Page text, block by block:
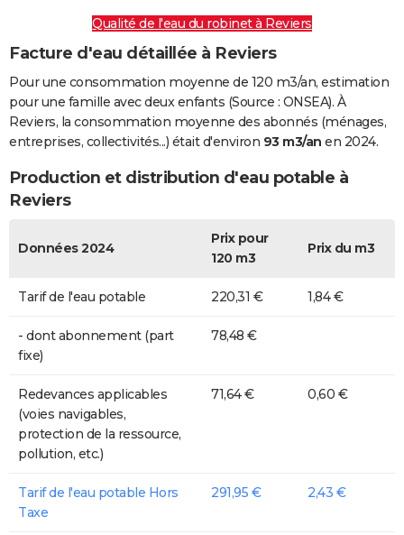
Qualité de l'eau du robinet à Reviers
Facture d'eau détaillée à Reviers
Pour une consommation moyenne de 120 m3/an, estimation
pour une famille avec deux enfants (Source : ONSEA). À
Reviers, la consommation moyenne des abonnés (ménages,
entreprises, collectivités...) était d'environ 93 m3/an en 2024.
Production et distribution d'eau potable à
Reviers
Données 2024
Prix pour
120 m3
Prix du m3
Tarif de l'eau potable 220,31 € 1,84 €
- dont abonnement (part
fixe)
78,48 €
Redevances applicables
(voies navigables,
protection de la ressource,
pollution, etc.)
71,64 € 0,60 €
Tarif de l'eau potable Hors
Taxe
291,95 € 2,43 €